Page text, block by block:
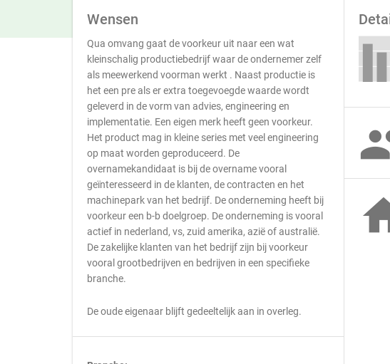
Wensen
Qua omvang gaat de voorkeur uit naar een wat
kleinschalig productiebedrijf waar de ondernemer zelf
als meewerkend voorman werkt . Naast productie is
het een pre als er extra toegevoegde waarde wordt
geleverd in de vorm van advies, engineering en
implementatie. Een eigen merk heeft geen voorkeur.
Het product mag in kleine series met veel engineering
op maat worden geproduceerd. De
overnamekandidaat is bij de overname vooral
geïnteresseerd in de klanten, de contracten en het
machinepark van het bedrijf. De onderneming heeft bij
voorkeur een b-b doelgroep. De onderneming is vooral
actief in nederland, vs, zuid amerika, azië of australië.
De zakelijke klanten van het bedrijf zijn bij voorkeur
vooral grootbedrijven en bedrijven in een specifieke
branche.
De oude eigenaar blijft gedeeltelijk aan in overleg.